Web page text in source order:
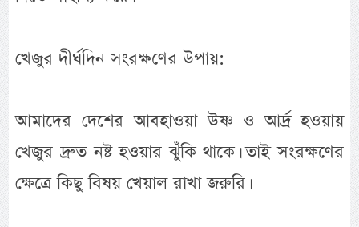
খেজুর দীর্ঘদিন সংরক্ষণের উপায়:
আমাদের দেশের আবহাওয়া উষ্ণ ও আর্দ্র হওয়ায়
খেজুর দ্রুত নষ্ট হওয়ার ঝুঁকি থাকে। তাই সংরক্ষণের
ক্ষেত্রে কিছু বিষয় খেয়াল রাখা জরুরি।